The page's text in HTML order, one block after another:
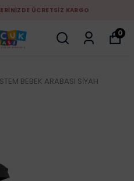
ÜCRETSİZ KARGO
0
BEBEK ARABASI SİYAH